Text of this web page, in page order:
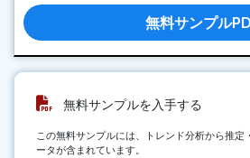
無料サンプル
無料サンプルを入手する
この無料サンプルには、トレンド分析から推定
ータが含まれています。